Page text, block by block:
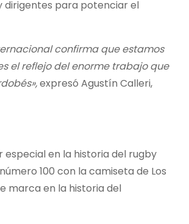
dirigentes para potenciar el
confirma que estamos
el reflejo del enorme trabajo que
expresó Agustín Calleri,
en la historia del rugby
100 con la camiseta de Los
marca en la historia del